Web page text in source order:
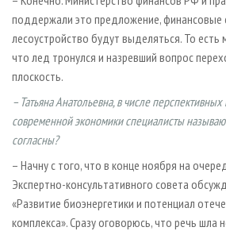
поддержали это предложение, финансовые
лесоустройство будут выделяться. То
что лед тронулся и назревший вопрос
плоскость.
– Татьяна Анатольевна, в числе
современной экономики специалисты
согласны?
– Начну с того, что в конце ноября на
Экспертно-консультативного совета
«Развитие биоэнергетики и потенциал
комплекса». Сразу оговорюсь, что речь шла